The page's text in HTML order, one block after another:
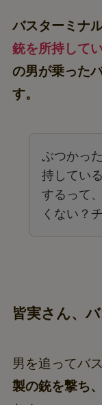
バスターミナ
銃を所持して
の男が乗った
す。
ぶつかっ
持してい
するって
くない？
皆実さん、
男を追ってバ
製の銃を撃ち